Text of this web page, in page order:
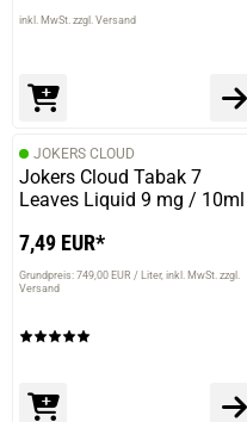
inkl. MwSt. zzgl. Versand
JOKERS CLOUD
Jokers Cloud Tabak 7
Leaves Liquid 9 mg / 10ml
7,49 EUR*
Grundpreis: 749,00 EUR / Liter inkl. MwSt. zzgl.
Versand